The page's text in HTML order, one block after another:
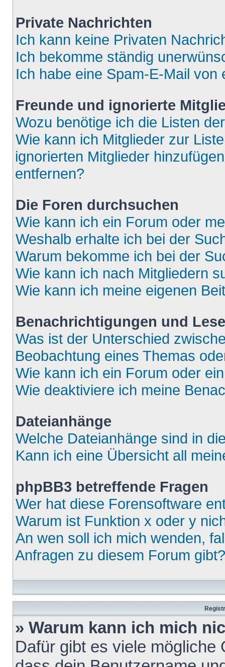
Private Nachrichten
Ich kann keine Privaten
Ich bekomme ständig
Ich habe eine Spam-E-Mail
Freunde und ignorierte
Wozu benötige ich die Listen
Wie kann ich Mitglieder zur
ignorierten Mitglieder
entfernen?
Die Foren durchsuchen
Wie kann ich ein Forum oder
Weshalb erhalte ich bei der
Warum bekomme ich bei der
Wie kann ich nach Mitgliedern
Wie kann ich meine eigenen
Benachrichtigungen und
Was ist der Unterschied
Beobachtung eines Themas
Wie kann ich ein Forum oder
Wie deaktiviere ich meine
Dateianhänge
Welche Dateianhänge sind in
Kann ich eine Übersicht all
phpBB3 betreffende Fragen
Wer hat diese Forensoftware
Warum ist Funktion x oder y
An wen soll ich mich wenden,
Anfragen zu diesem Forum gibt?
» Warum kann ich mich
Dafür gibt es viele